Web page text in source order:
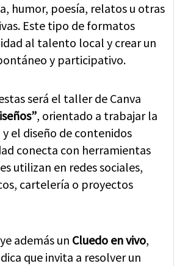
humor, poesía, relatos u otras
Este tipo de formatos
al talento local y crear un
y participativo.
será el taller de Canva
, orientado a trabajar la
el diseño de contenidos
conecta con herramientas
utilizan en redes sociales,
cartelería o proyectos
además un Cluedo en vivo,
que invita a resolver un